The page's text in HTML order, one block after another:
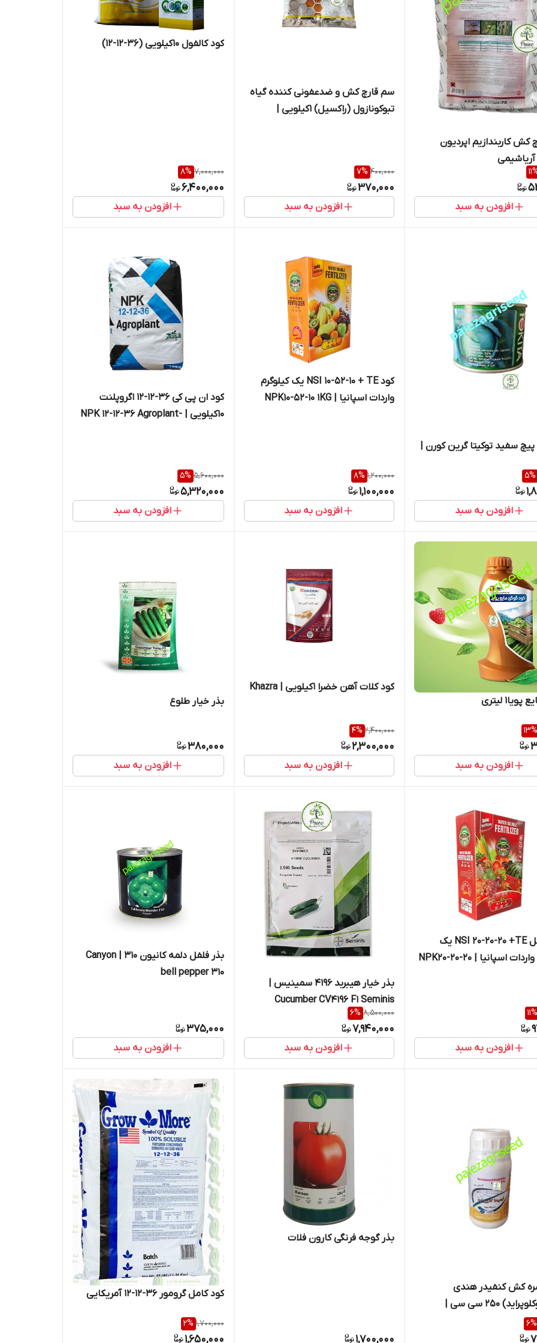
کش کاربندازیم اپردیون
آریاشیمی
11
افزودن به سبد
سم قارچ کش و ضدعفونی کننده گیاه
تبوکونازول (راکسیل) 1کیلویی |
400,000
7%
370,000
افزودن به سبد
کود کالفول 10کیلویی (36-12-12)
7,000,000
8%
6,400,000
افزودن به سبد
پیچ سفید توکیتا گرین کورن |
5%
افزودن به سبد
کود NSI 10-52-10 + TE یک کیلوگرم
واردات اسپانیا | NPK10-52-10 1KG
1,200,000
8%
1,100,000
افزودن به سبد
کود ان پی کی 36-12-12 اگروپلنت
10کیلویی | NPK 12-12-36 Agroplant-
5,600,000
5%
5,320,000
افزودن به سبد
لیتری
13%
افزودن به سبد
کود کلات آهن خضرا 1کیلویی | Khazra
2,400,000
4%
2,300,000
افزودن به سبد
بذر خیار طلوع
380,000
افزودن به سبد
کود کامل NSI 20-20-20 +TE یک
کیلوگرم واردات اسپانیا | NPK20-20-20
11%
افزودن به سبد
بذر خیار هیبربد 4196 سمینیس |
Cucumber CV4196 F1 Seminis
8,500,000
6%
7,940,000
افزودن به سبد
بذر فلفل دلمه کانیون ۳۱۰ | Canyon
bell pepper ۳۱۰
375,000
افزودن به سبد
کش کنفیدر هندی
(ایمیدوکلوپراید) 250 سی سی |
6%
بذر گوجه فرنگی کارون فلات
1,700,000
کود کامل گرومور 36-12-12 آمریکایی
1,700,000
2%
1,650,000